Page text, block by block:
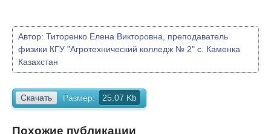
Автор: Титоренко Елена Викторовна, преподаватель
физики КГУ "Агротехнический колледж № 2" с. Каменка
Казахстан
Скачать Размер: 25.07 Kb
Похожие публикации